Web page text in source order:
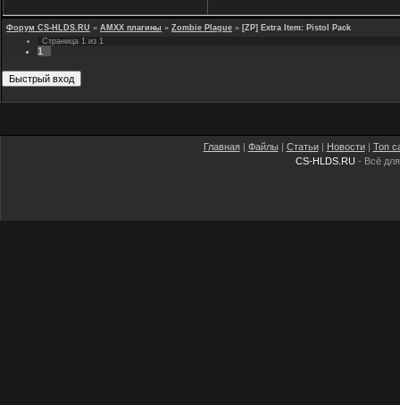
Форум CS-HLDS.RU » AMXX плагины » Zombie Plague » [ZP] Extra Item: Pistol Pack
Страница 1 из 1
1
Главная| Файлы | Статьи| Новости| Топ
CS-HLDS.RU - Всё